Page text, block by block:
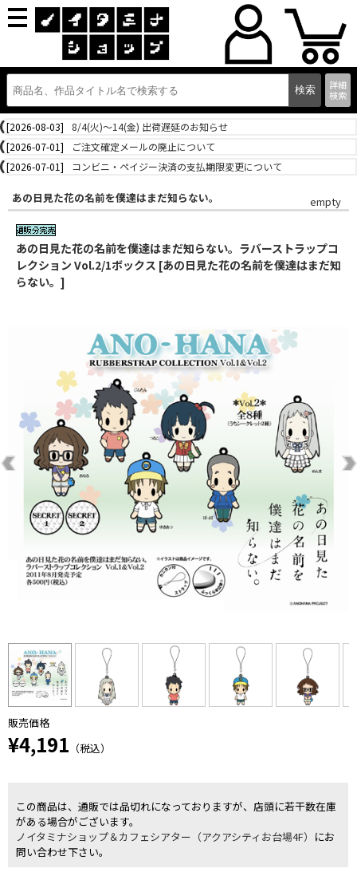
詳細
検索
[2026-08-03]
8/4(火)～14(金) 出荷遅延のお知らせ
[2026-07-01]
ご注文確定メールの廃止について
[2026-07-01]
コンビニ・ペイジー決済の支払期限変更について
あの日見た花の名前を僕達はまだ知らない。 empty
あの日見た花の名前を僕達はまだ知らない。ラバーストラップコ
レクション Vol.2/1ボックス [あの日見た花の名前を僕達はまだ知
らない。]
販売価格
¥4,191 （税込）
この商品は、通販では品切れになっておりますが、店頭に若干数在庫
がある場合がございます。
ノイタミナショップ＆カフェシアター（アクアシティお台場4F） にお
問い合わせ下さい。